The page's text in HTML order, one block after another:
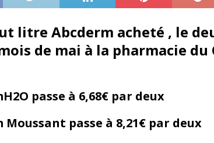
litre Abcderm acheté , le
de mai à la pharmacie du
passe à 6,68€ par deux
Moussant passe à 8,21€ par deux